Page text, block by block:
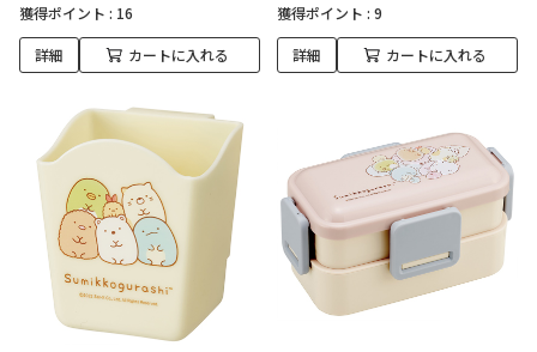
獲得ポイント : 16
詳細 カートに入れる
獲得ポイント : 9
詳細 カートに入れる